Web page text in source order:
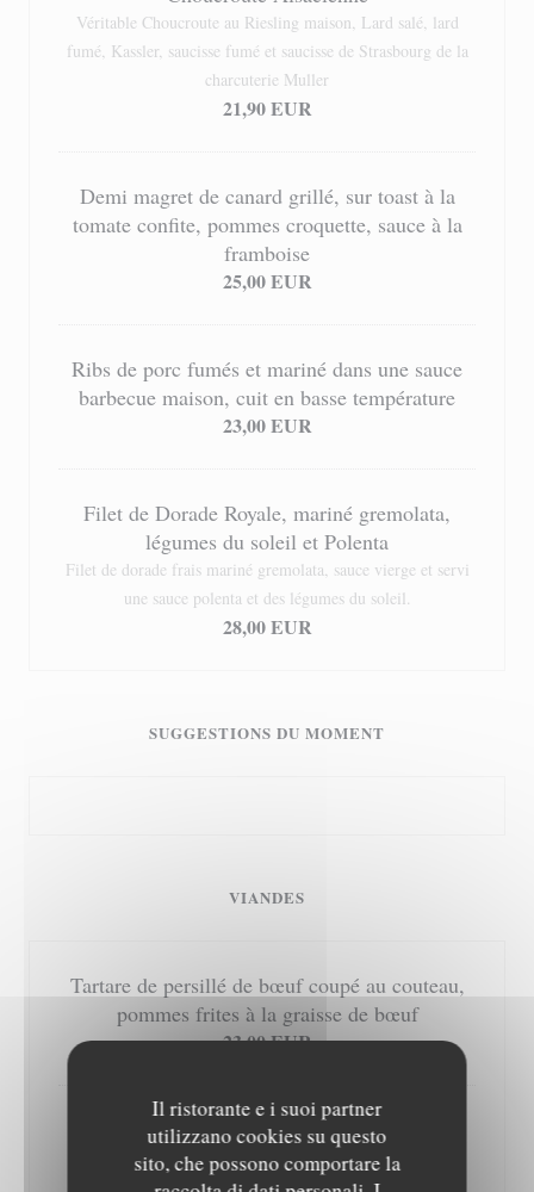
Il ristorante e i suoi partner
utilizzano cookies su questo
sito, che possono comportare la
Véritable Choucroute au Riesling maison, Lard salé, lard
fumé, Kassler, saucisse fumé et saucisse de Strasbourg de la
charcuterie Muller
21,90 EUR
Demi magret de canard grillé, sur toast à la
tomate confite, pommes croquette, sauce à la
framboise
25,00 EUR
Ribs de porc fumés et mariné dans une sauce
barbecue maison, cuit en basse température
23,00 EUR
Filet de Dorade Royale, mariné gremolata,
légumes du soleil et Polenta
Filet de dorade frais mariné gremolata, sauce vierge et servi
une sauce polenta et des légumes du soleil.
28,00 EUR
SUGGESTIONS DU MOMENT
VIANDES
Tartare de persillé de bœuf coupé au couteau,
pommes frites à la graisse de bœuf
23,00 EUR
Cordon bleu de volaille et Tome Alsaciennes,
jambon sec, pané à la chapelure de Bretzels,
19.00 € et sauce aux champignons frais